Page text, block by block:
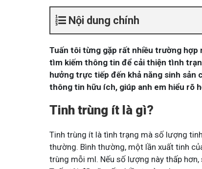
Nội dung chính
Tuấn tôi từng gặp rất nhiều trường
tìm kiếm thông tin để cải thiện tình
hưởng trực tiếp đến khả năng sinh sản
thông tin hữu ích, giúp anh em hiểu rõ
Tinh trùng ít là gì?
Tinh trùng ít là tình trạng mà số lượng
thường. Bình thường, một lần xuất tinh
trùng mỗi ml. Nếu số lượng này thấp